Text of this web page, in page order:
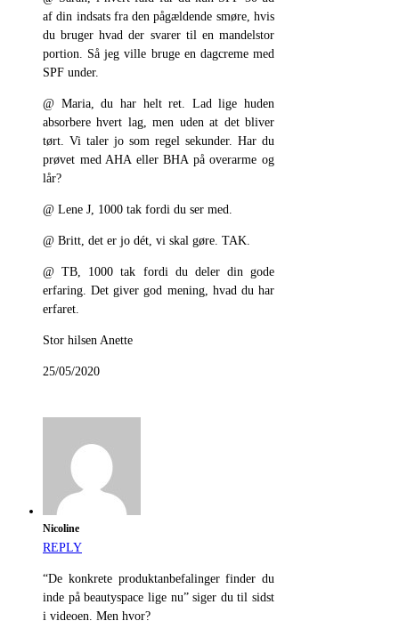
af din indsats fra den pågældende smøre, hvis
du bruger hvad der svarer til en mandelstor
portion. Så jeg ville bruge en dagcreme med
SPF under.
@ Maria, du har helt ret. Lad lige huden
absorbere hvert lag, men uden at det bliver
tørt. Vi taler jo som regel sekunder. Har du
prøvet med AHA eller BHA på overarme og
lår?
@ Lene J, 1000 tak fordi du ser med.
@ Britt, det er jo dét, vi skal gøre. TAK.
@ TB, 1000 tak fordi du deler din gode
erfaring. Det giver god mening, hvad du har
erfaret.
Stor hilsen Anette
25/05/2020
Nicoline
REPLY
“De konkrete produktanbefalinger finder du
inde på beautyspace lige nu” siger du til sidst
i videoen. Men hvor?